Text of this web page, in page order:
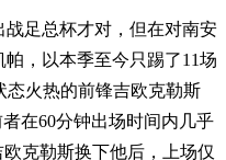
足总杯才对，但在对南安
，以本季至今只踢了11场
态火热的前锋吉欧克勒斯
者在60分钟出场时间内几乎
克勒斯换下他后，上场仅